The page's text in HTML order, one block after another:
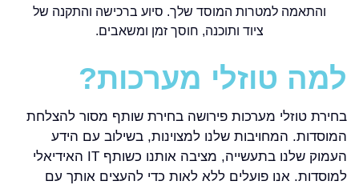
והתאמה למטרות המוסד שלך. סיוע ברכישה והתקנה של
ציוד ותוכנה, חוסך זמן ומשאבים.
למה טוזלי מערכות?
בחירת טוזלי מערכות פירושה בחירת שותף מסור להצלחת
המוסדות. המחויבות שלנו למצוינות, בשילוב עם הידע
העמוק שלנו בתעשייה, מציבה אותנו כשותף IT האידיאלי
למוסדות. אנו פועלים ללא לאות כדי להעצים אותך עם